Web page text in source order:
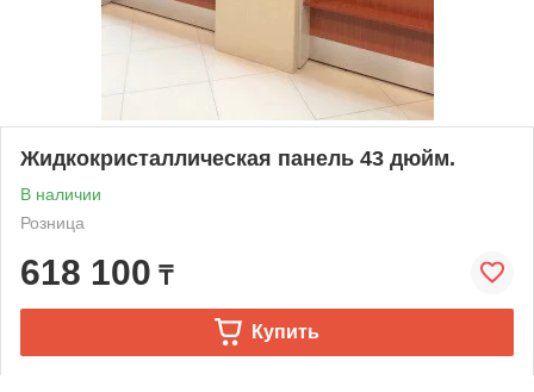
Жидкокристаллическая панель 43 дюйм.
В наличии
Розница
618 100 ₸
Купить